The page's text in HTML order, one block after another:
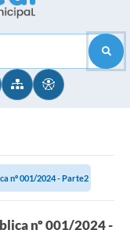
nº 001/2024 - Parte2
nº 001/2024 -